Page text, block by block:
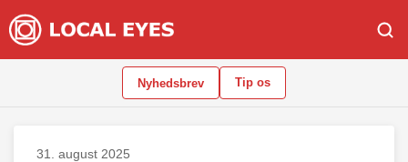
Nyhedsbrev Tip os
31. august 2025